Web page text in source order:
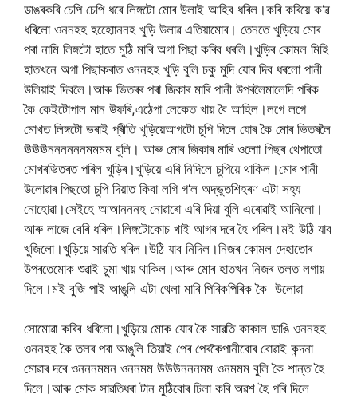
ডাঙৰকৰি চেপি চেপি ধৰে লিঙ্গটো মোৰ উলাই আহিব ধৰিল।কৰি কৰিয়ে ক‘ৱ
ধৰিলো ওননহহ হহোোননহ খুড়ি উলাৱ এতিয়ামোৰ। তেনতে খুড়িয়ে মোৰ
পৰা নামি লিঙ্গটো হাতে মুঠি মাৰি অগা পিছা কৰিব ধৰলি।খুড়িৰ কোমল মিহি
হাতখনে অগা পিছাকৰাত ওননহহ খুড়ি বুলি চকু মুদি যোৰ দিব ধৰলো পানী
উলিয়াই দিবলৈ।আৰু ভিতৰৰ পৰা জিকাৰ মাৰি পানী উপৰলৈমালেদি পৰিক
কৈ কেইটোপাল মান উফৰি,এঠেপা লেকেত খায় বৈ আহিল।লগে লগে
মোখত লিঙ্গটো ভৰাই প্ৰীতি খুড়িয়েআগটো চুপি দিলে যোৰ কৈ মোৰ ভিতৰলৈ
ঊঊঊননননননমমমম বুলি। আৰু মোৰ জিকাৰ মাৰি ওলোা পিছৰ থেপাতো
মোখৰভিতৰত পৰিল খুড়িৰ।খুড়িয়ে এৰি নিদিলে চুপিয়ে থাকিল।মোৰ পানী
উলোৱাৰ পিছতো চুপি দিয়াত কিবা লগি গ‘ল অদ্ভুতশিহৰণ এটা সহ্য
নোহোৱা।সেইহে আআনননহ নোৱাৰো এৰি দিয়া বুলি এৰোৱাই আনিলো।
আৰু লাজে বেৰি ধৰিল।লিঙ্গটোকোচ খাই আগৰ দৰে হৈ পৰিল।মই উঠি যাব
খুজিলো।খুড়িয়ে সাৱতি ধৰিল।উঠি যাব নিদিল।নিজৰ কোমল দেহাতোৰ
উপৰতেমোক শুৱাই চুমা খায় থাকিল।আৰু মোৰ হাতখন নিজৰ তলত লগায়
দিলে।মই বুজি পাই আঙুলি এটা থেলা মাৰি পিৰিকপিৰিক কৈ উলোৱা
সোমোৱা কৰিব ধৰিলো।খুড়িয়ে মোক যোৰ কৈ সাৱতি কাকাল ডাঙি ওননহহ
ওননহহ কৈ তলৰ পৰা আঙুলি তিয়াই পেৰ পেৰকৈপানীবোৰ বোৱাই কন্দনা
মোৱাৰ দৰে ওনননমমন ওননমম ঊঊঊনননমম ওনমমম বুলি কৈ শান্ত হৈ
দিলে।আৰু মোক সাৱতিধৰা টান মুঠিবোৰ ঢিলা কৰি অৱশ হৈ পৰি দিলে